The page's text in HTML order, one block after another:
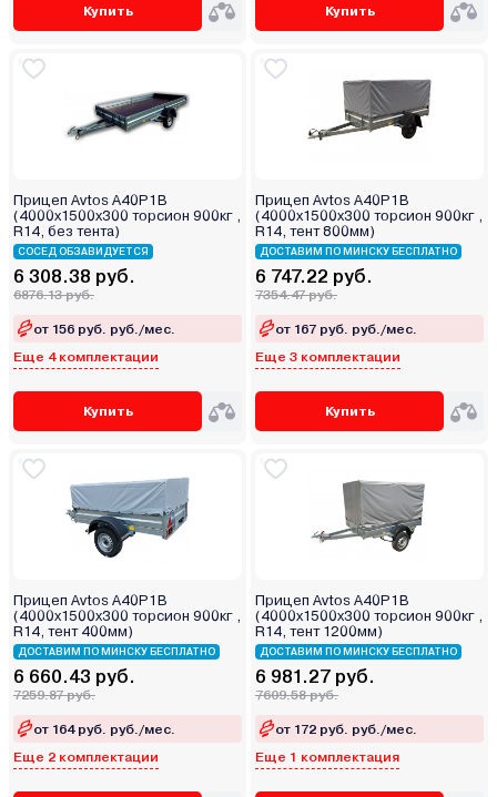
Купить Купить
Прицеп Avtos A40P1B
(4000х1500х300 торсион 900кг ,
R14, без тента)
СОСЕД ОБЗАВИДУЕТСЯ
6 308.38 руб.
6876.13 руб.
от 156 руб. руб./мес.
Еще 4 комплектации
Купить
Прицеп Avtos A40P1B
(4000х1500х300 торсион 900кг ,
R14, тент 800мм)
ДОСТАВИМ ПО МИНСКУ БЕСПЛАТНО
6 747.22 руб.
7354.47 руб.
от 167 руб. руб./мес.
Еще 3 комплектации
Купить
Прицеп Avtos A40P1B
(4000х1500х300 торсион 900кг ,
R14, тент 400мм)
ДОСТАВИМ ПО МИНСКУ БЕСПЛАТНО
6 660.43 руб.
7259.87 руб.
от 164 руб. руб./мес.
Еще 2 комплектации
Прицеп Avtos A40P1B
(4000х1500х300 торсион 900кг ,
R14, тент 1200мм)
ДОСТАВИМ ПО МИНСКУ БЕСПЛАТНО
6 981.27 руб.
7609.58 руб.
от 172 руб. руб./мес.
Еще 1 комплектация